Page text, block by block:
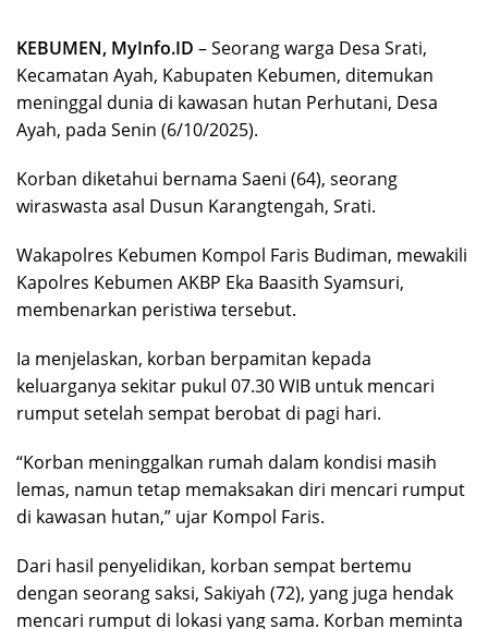
KEBUMEN, MyInfo.ID – Seorang warga Desa Srati,
Kecamatan Ayah, Kabupaten Kebumen, ditemukan
meninggal dunia di kawasan hutan Perhutani, Desa
Ayah, pada Senin (6/10/2025).
Korban diketahui bernama Saeni (64), seorang
wiraswasta asal Dusun Karangtengah, Srati.
Wakapolres Kebumen Kompol Faris Budiman, mewakili
Kapolres Kebumen AKBP Eka Baasith Syamsuri,
membenarkan peristiwa tersebut.
Ia menjelaskan, korban berpamitan kepada
keluarganya sekitar pukul 07.30 WIB untuk mencari
rumput setelah sempat berobat di pagi hari.
“Korban meninggalkan rumah dalam kondisi masih
lemas, namun tetap memaksakan diri mencari rumput
di kawasan hutan,” ujar Kompol Faris.
Dari hasil penyelidikan, korban sempat bertemu
dengan seorang saksi, Sakiyah (72), yang juga hendak
mencari rumput di lokasi yang sama. Korban meminta